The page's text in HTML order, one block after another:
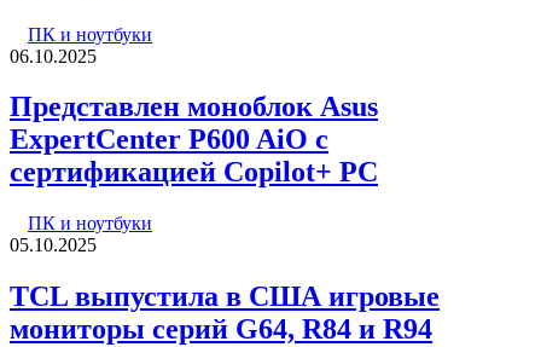
ПК и ноутбуки
06.10.2025
Представлен моноблок Asus
ExpertCenter P600 AiO с
сертификацией Copilot+ PC
ПК и ноутбуки
05.10.2025
TCL выпустила в США игровые
мониторы серий G64, R84 и R94